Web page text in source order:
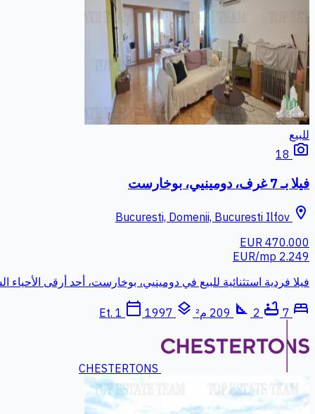
للبيع
photo_camera
فيلا بـ 7 غرف، دومينيي، بوخارست
location_on
470.000 EUR
2.249 EUR/mp
فيلا فردية استثنائية للبيع في دومينيي، بوخارست، أحد أرقى
bed
bathtub
square_foot
layers
calendar_today 1997
CHESTERTONS